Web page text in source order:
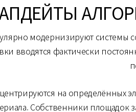
модернизируют системы
вводятся фактически
на определённых
Собственники